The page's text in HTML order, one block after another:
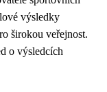
výsledky
širokou veřejnost.
o výsledcích